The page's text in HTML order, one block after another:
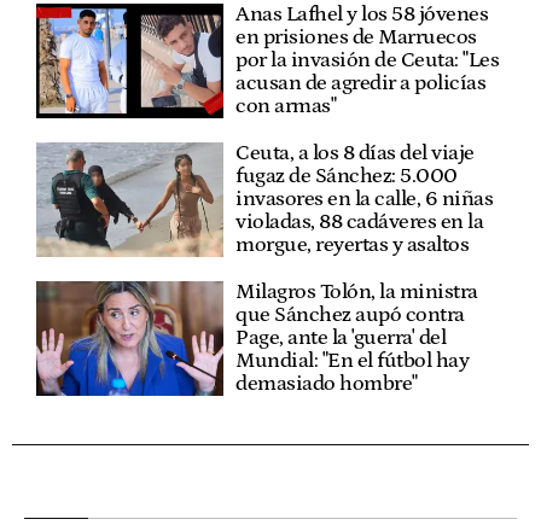
Anas Lafhel y los 58 jóvenes
en prisiones de Marruecos
por la invasión de Ceuta: "Les
acusan de agredir a policías
con armas"
Ceuta, a los 8 días del viaje
fugaz de Sánchez: 5.000
invasores en la calle, 6 niñas
violadas, 88 cadáveres en la
morgue, reyertas y asaltos
Milagros Tolón, la ministra
que Sánchez aupó contra
Page, ante la 'guerra' del
Mundial: "En el fútbol hay
demasiado hombre"